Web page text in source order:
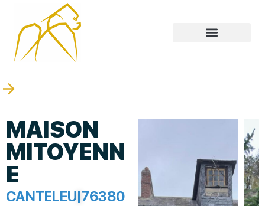
MAISON
MITOYENN
E
CANTELEU|76380